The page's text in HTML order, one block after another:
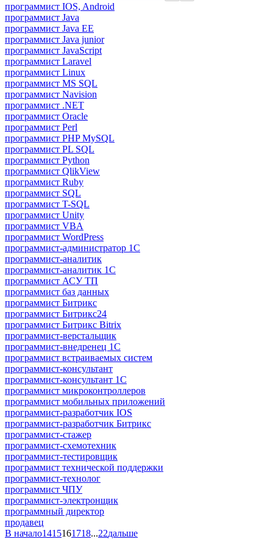
программист IOS, Android
программист Java
программист Java EE
программист Java junior
программист JavaScript
программист Laravel
программист Linux
программист MS SQL
программист Navision
программист .NET
программист Oracle
программист Perl
программист PHP MySQL
программист PL SQL
программист Python
программист QlikView
программист Ruby
программист SQL
программист T-SQL
программист Unity
программист VBA
программист WordPress
программист-администратор 1С
программист-аналитик
программист-аналитик 1С
программист АСУ ТП
программист баз данных
программист Битрикс
программист Битрикс24
программист Битрикс Bitrix
программист-верстальщик
программист-внедренец 1С
программист встраиваемых систем
программист-консультант
программист-консультант 1C
программист микроконтроллеров
программист мобильных приложений
программист-разработчик IOS
программист-разработчик Битрикс
программист-стажер
программист-схемотехник
программист-тестировщик
программист технической поддержки
программист-технолог
программист ЧПУ
программист-электронщик
программный директор
продавец
В начало1415161718...22дальше